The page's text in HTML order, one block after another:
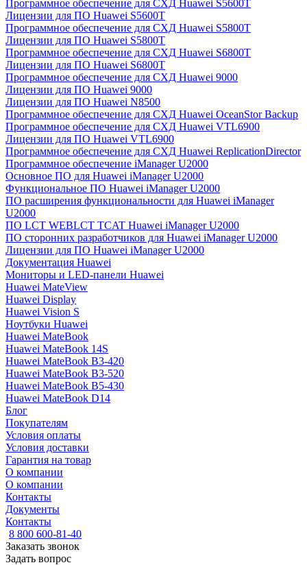
Программное обеспечение для СХД Huawei S5600T
Лицензии для ПО Huawei S5600T
Программное обеспечение для СХД Huawei S5800T
Лицензии для ПО Huawei S5800T
Программное обеспечение для СХД Huawei S6800T
Лицензии для ПО Huawei S6800T
Программное обеспечение для СХД Huawei 9000
Лицензии для ПО Huawei 9000
Лицензии для ПО Huawei N8500
Программное обеспечение для СХД Huawei OceanStor Backup
Программное обеспечение для СХД Huawei VTL6900
Лицензии для ПО Huawei VTL6900
Программное обеспечение для СХД Huawei ReplicationDirector
Программное обеспечение iManager U2000
Основное ПО для Huawei iManager U2000
Функциональное ПО Huawei iManager U2000
ПО расширения функциональности для Huawei iManager
U2000
ПО LCT WEBLCT TCAT Huawei iManager U2000
ПО сторонних разработчиков для Huawei iManager U2000
Лицензии для ПО Huawei iManager U2000
Документация Huawei
Мониторы и LED-панели Huawei
Huawei MateView
Huawei Display
Huawei Vision S
Ноутбуки Huawei
Huawei MateBook
Huawei MateBook 14S
Huawei MateBook B3-420
Huawei MateBook B3-520
Huawei MateBook B5-430
Huawei MateBook D14
Блог
Покупателям
Условия оплаты
Условия доставки
Гарантия на товар
О компании
О компании
Контакты
Документы
Контакты
8 800 600-81-40
Заказать звонок
Задать вопрос